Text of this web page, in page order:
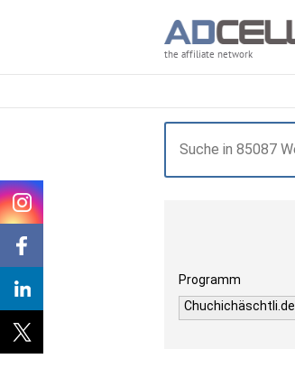
the affiliate network
Programm
Chuchichäschtli.de